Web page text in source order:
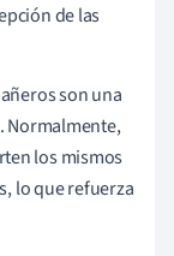
de las
son una
Normalmente,
los mismos
lo que refuerza